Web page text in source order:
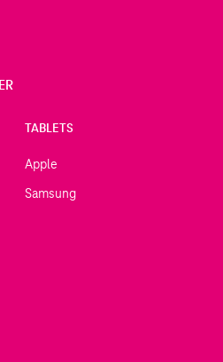
TABLETS
Apple
Samsung